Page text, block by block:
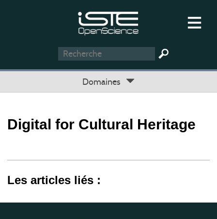
Domaines
Digital for Cultural Heritage
Les articles liés :